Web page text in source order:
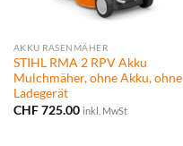
AKKU RASENMÄHER
STIHL RMA 2 RPV Akku
Mulchmäher, ohne Akku, ohne
Ladegerät
CHF725.00 inkl. MwSt